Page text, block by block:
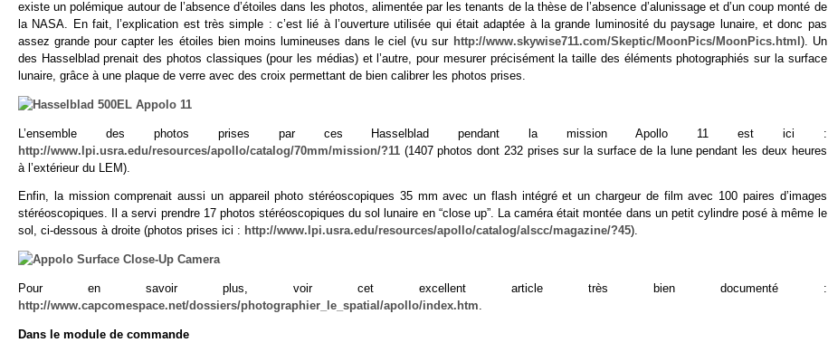
existe un polémique autour de l’absence d’étoiles dans les photos, alimentée par les tenants de la thèse de l’absence d’alunissage et d’un coup monté de
la NASA. En fait, l’explication est très simple : c’est lié à l’ouverture utilisée qui était adaptée à la grande luminosité du paysage lunaire, et donc pas
assez grande pour capter les étoiles bien moins lumineuses dans le ciel (vu sur http://www.skywise711.com/Skeptic/MoonPics/MoonPics.html ). Un
des Hasselblad prenait des photos classiques (pour les médias) et l’autre, pour mesurer précisément la taille des éléments photographiés sur la surface
lunaire, grâce à une plaque de verre avec des croix permettant de bien calibrer les photos prises.
L’ensemble des photos prises par ces Hasselblad pendant la mission Apollo 11 est ici :
http://www.lpi.usra.edu/resources/apollo/catalog/70mm/mission/?11 (1407 photos dont 232 prises sur la surface de la lune pendant les deux heures
à l’extérieur du LEM).
Enfin, la mission comprenait aussi un appareil photo stéréoscopiques 35 mm avec un flash intégré et un chargeur de film avec 100 paires d’images
stéréoscopiques. Il a servi prendre 17 photos stéréoscopiques du sol lunaire en “close up”. La caméra était montée dans un petit cylindre posé à même le
sol, ci-dessous à droite (photos prises ici : http://www.lpi.usra.edu/resources/apollo/catalog/alscc/magazine/?45).
Pour en savoir plus, voir cet excellent article très bien documenté :
http://www.capcomespace.net/dossiers/photographier_le_spatial/apollo/index.htm
Dans le module de commande